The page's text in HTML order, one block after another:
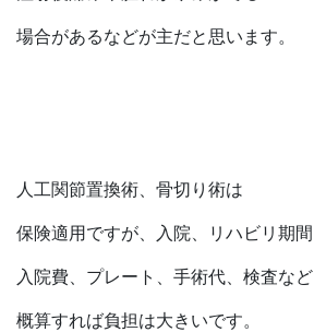
場合があるなどが主だと思います。
人工関節置換術、骨切り術は
保険適用ですが、入院、リハビリ期間
入院費、プレート、手術代、検査など
概算すれば負担は大きいです。